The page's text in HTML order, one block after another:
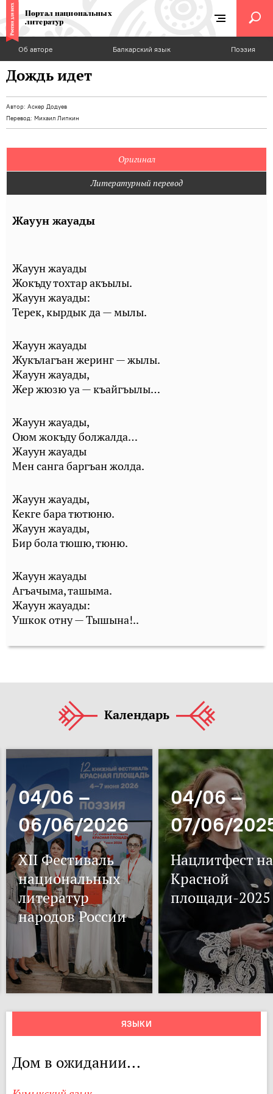
Портал национальных
литератур
Об авторе Балкарский язык Поэзия
Дождь идет
Автор: Аскер Додуев
Перевод: Михаил Липкин
Оригинал
Литературный перевод
Жауун жауады
Жауун жауады
Жокъду тохтар акъылы.
Жауун жауады:
Терек, кырдык да — мылы.
Жауун жауады
Жукълагъан жеринг — жылы.
Жауун жауады,
Жер жюзю уа — къайгъылы…
Жауун жауады,
Оюм жокъду болжалда…
Жауун жауады
Мен санга баргъан жолда.
Жауун жауады,
Кекге бара тютюню.
Жауун жауады,
Бир бола тюшю, тюню.
Жауун жауады
Агъачыма, ташыма.
Жауун жауады:
Ушкок отну — Тышына!..
Календарь
04/06 –
06/06/2026
XII Фестиваль
национальных
литератур
народов России
04/06 –
07/06/
Нацлитфест на
Красной
площади-2025
ЯЗЫКИ
Дом в ожидании...